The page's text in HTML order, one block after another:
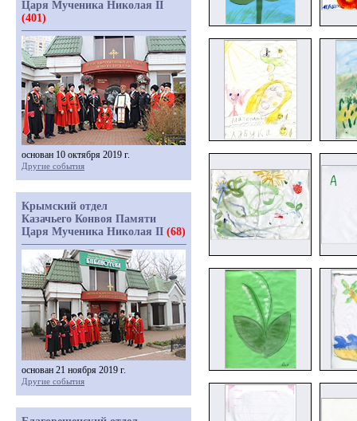
Царя Мученика Николая II
(401)
основан 10 октября 2019 г.
Другие события
Крымский отдел
Казачьего Конвоя Памяти
Царя Мученика Николая II (68)
основан 21 ноября 2019 г.
Другие события